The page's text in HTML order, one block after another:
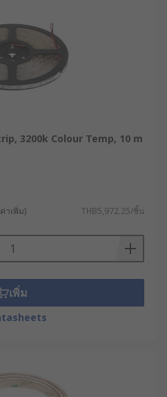
3200k Colour Temp, 10 m
าเพิ่ม) THB5,972.25/ชิ้น
เพิ่ม